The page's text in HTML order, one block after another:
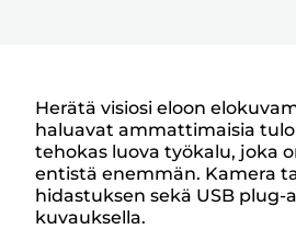
Yleiskuvaus
Herätä visiosi eloon
haluavat ammattimaisia
tehokas luova työkalu, joka
entistä enemmän. Kamera
hidastuksen sekä USB
kuvauksella.